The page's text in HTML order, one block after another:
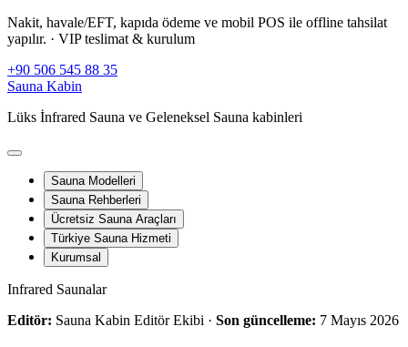
Nakit, havale/EFT, kapıda ödeme ve mobil POS ile offline tahsilat
yapılır. · VIP teslimat & kurulum
+90 506 545 88 35
Sauna Kabin
Lüks İnfrared Sauna ve Geleneksel Sauna kabinleri
Sauna Modelleri
Sauna Rehberleri
Ücretsiz Sauna Araçları
Türkiye Sauna Hizmeti
Kurumsal
Infrared Saunalar
Editör: Sauna Kabin Editör Ekibi · Son güncelleme: 7 Mayıs 2026